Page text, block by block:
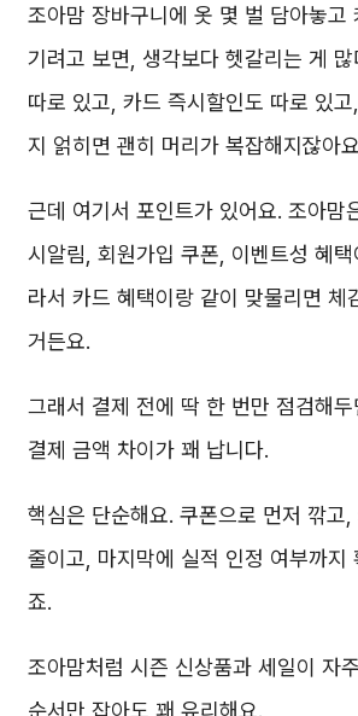
조아맘 장바구니에 옷 몇 벌 담아놓고
기려고 보면, 생각보다 헷갈리는 게
따로 있고, 카드 즉시할인도 따로 있
지 얽히면 괜히 머리가 복잡해지잖아
근데 여기서 포인트가 있어요. 조아맘
시알림, 회원가입 쿠폰, 이벤트성 혜
라서 카드 혜택이랑 같이 맞물리면 체
거든요.
그래서 결제 전에 딱 한 번만 점검해
결제 금액 차이가 꽤 납니다.
핵심은 단순해요. 쿠폰으로 먼저 깎고
줄이고, 마지막에 실적 인정 여부까지
죠.
조아맘처럼 시즌 신상품과 세일이 자
순서만 잡아도 꽤 유리해요.